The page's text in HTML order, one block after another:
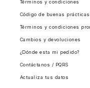
Términos y condiciones
Código de buenas prácticas
Términos y condiciones
Cambios y devoluciones
¿Dónde esta mi pedido?
Contáctanos / PQRS
Actualiza tus datos